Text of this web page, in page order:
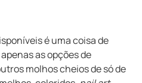
é uma coisa de
as opções de
molhos cheios de só de